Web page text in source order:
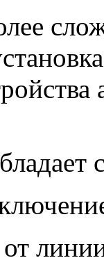
от